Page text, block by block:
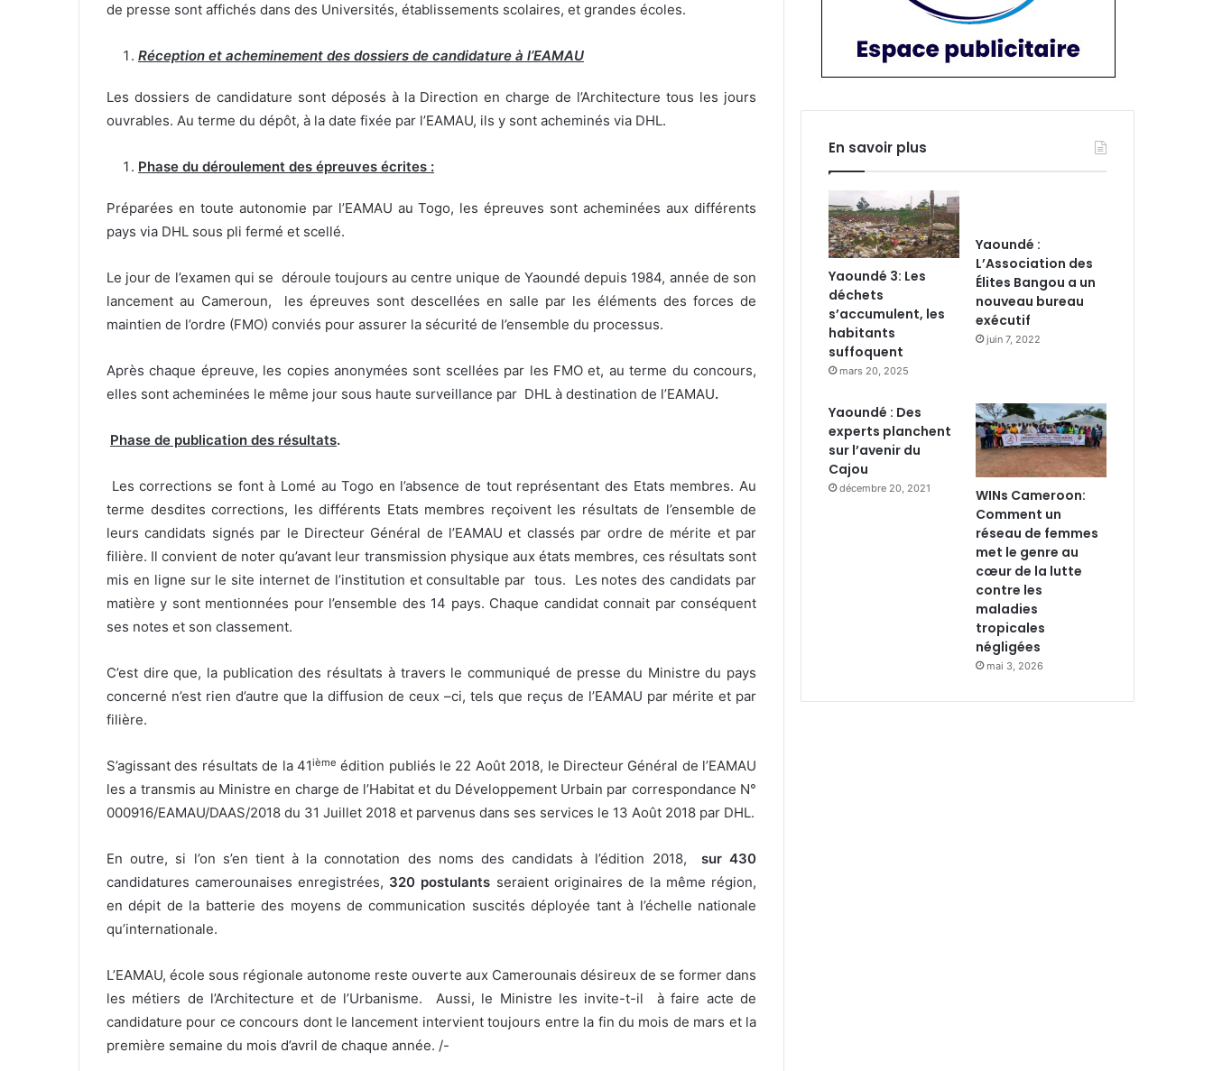
de presse sont affichés dans des Universités, établissements scolaires, et grandes écoles.
Réception et acheminement des dossiers de candidature à l’EAMAU
Les dossiers de candidature sont déposés à la Direction en charge de l’Architecture tous les jours
ouvrables. Au terme du dépôt, à la date fixée par l’EAMAU, ils y sont acheminés via DHL.
Phase du déroulement des épreuves écrites :
Préparées en toute autonomie par l’EAMAU au Togo, les épreuves sont acheminées aux différents
pays via DHL sous pli fermé et scellé.
Le jour de l’examen qui se déroule toujours au centre unique de Yaoundé depuis 1984, année de son
lancement au Cameroun, les épreuves sont descellées en salle par les éléments des forces de
maintien de l’ordre (FMO) conviés pour assurer la sécurité de l’ensemble du processus.
Après chaque épreuve, les copies anonymées sont scellées par les FMO et, au terme du concours,
elles sont acheminées le même jour sous haute surveillance par DHL à destination de l’EAMAU.
Phase de publication des résultats.
Les corrections se font à Lomé au Togo en l’absence de tout représentant des Etats membres. Au
terme desdites corrections, les différents Etats membres reçoivent les résultats de l’ensemble de
leurs candidats signés par le Directeur Général de l’EAMAU et classés par ordre de mérite et par
filière. Il convient de noter qu’avant leur transmission physique aux états membres, ces résultats sont
mis en ligne sur le site internet de l’institution et consultable par tous. Les notes des candidats par
matière y sont mentionnées pour l’ensemble des 14 pays. Chaque candidat connait par conséquent
ses notes et son classement.
C’est dire que, la publication des résultats à travers le communiqué de presse du Ministre du pays
concerné n’est rien d’autre que la diffusion de ceux –ci, tels que reçus de l’EAMAU par mérite et par
filière.
S’agissant des résultats de la 41ième édition publiés le 22 Août 2018, le Directeur Général de l’EAMAU
les a transmis au Ministre en charge de l’Habitat et du Développement Urbain par correspondance N°
000916/EAMAU/DAAS/2018 du 31 Juillet 2018 et parvenus dans ses services le 13 Août 2018 par DHL.
En outre, si l’on s’en tient à la connotation des noms des candidats à l’édition 2018, sur 430
candidatures camerounaises enregistrées, 320 postulants seraient originaires de la même région,
en dépit de la batterie des moyens de communication suscités déployée tant à l’échelle nationale
qu’internationale.
L’EAMAU, école sous régionale autonome reste ouverte aux Camerounais désireux de se former dans
les métiers de l’Architecture et de l’Urbanisme. Aussi, le Ministre les invite-t-il à faire acte de
candidature pour ce concours dont le lancement intervient toujours entre la fin du mois de mars et la
première semaine du mois d’avril de chaque année. /-
En savoir plus
Yaoundé 3: Les
déchets
s’accumulent, les
habitants
suffoquent
mars 20, 2025
Yaoundé :
L’Association des
Élites Bangou a un
nouveau bureau
exécutif
juin 7, 2022
Yaoundé : Des
experts planchent
sur l’avenir du
Cajou
décembre 20, 2021
WINs Cameroon:
Comment un
réseau de femmes
met le genre au
cœur de la lutte
contre les
maladies
tropicales
négligées
mai 3, 2026